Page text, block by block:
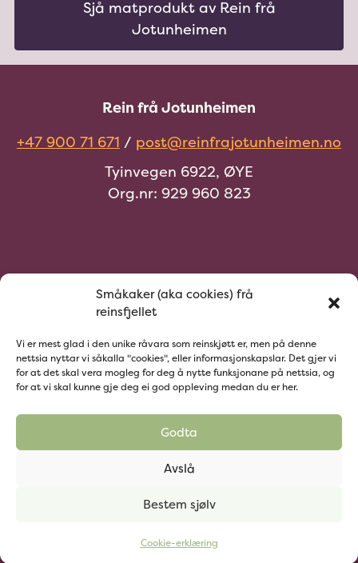
Småkaker (aka cookies) frå
reinsfjellet
Vi er mest glad i den unike råvara som reinskjøtt er, men på denne
nettsia nyttar vi såkalla "cookies", eller informasjonskapslar. Det gjer vi
for at det skal vera mogleg for deg å nytte funksjonane på nettsia, og
for at vi skal kunne gje deg ei god oppleving medan du er her.
Godta
Avslå
Bestem sjølv
Cookie-erklæring
Sjå matprodukt av Rein frå
Jotunheimen
Rein frå Jotunheimen
+47 900 71 671 / post@reinfrajotunheimen.no
Tyinvegen 6922, ØYE
Org.nr: 929 960 823